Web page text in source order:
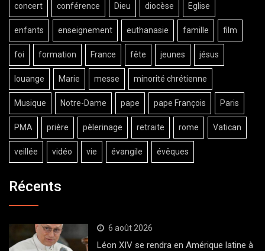
concert conférence Dieu diocèse Eglise
enfants enseignement euthanasie famille film
foi formation France fête jeunes jésus
louange Marie messe minorité chrétienne
Musique Notre-Dame pape pape François Paris
PMA prière pèlerinage retraite rome Vatican
veillée vidéo vie évangile évêques
Récents
6 août 2026
Léon XIV se rendra en Amérique latine à